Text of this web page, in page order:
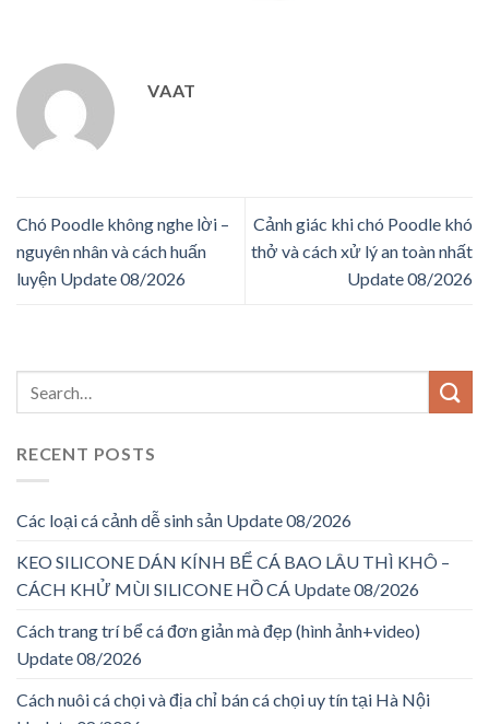
VAAT
Chó Poodle không nghe lời –
nguyên nhân và cách huấn
luyện Update 08/2026
Cảnh giác khi chó Poodle khó
thở và cách xử lý an toàn nhất
Update 08/2026
RECENT POSTS
Các loại cá cảnh dễ sinh sản Update 08/2026
KEO SILICONE DÁN KÍNH BỂ CÁ BAO LÂU THÌ KHÔ –
CÁCH KHỬ MÙI SILICONE HỒ CÁ Update 08/2026
Cách trang trí bể cá đơn giản mà đẹp (hình ảnh+video)
Update 08/2026
Cách nuôi cá chọi và địa chỉ bán cá chọi uy tín tại Hà Nội